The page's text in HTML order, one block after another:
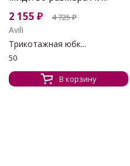
2 155 ₽ 4 725₽
Avili
Трикотажная юбк...
50
В корзину